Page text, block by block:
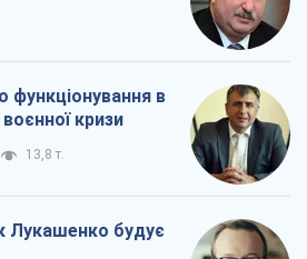
функціонування в
кризи
13,8 т.
Лукашенко будує